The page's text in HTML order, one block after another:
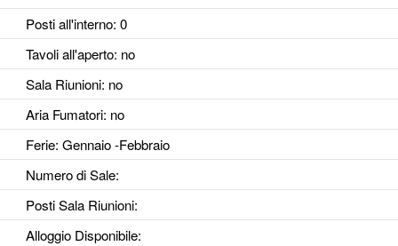
Posti all'interno: 0
Tavoli all'aperto: no
Sala Riunioni: no
Aria Fumatori: no
Ferie: Gennaio -Febbraio
Numero di Sale:
Posti Sala Riunioni:
Alloggio Disponibile: